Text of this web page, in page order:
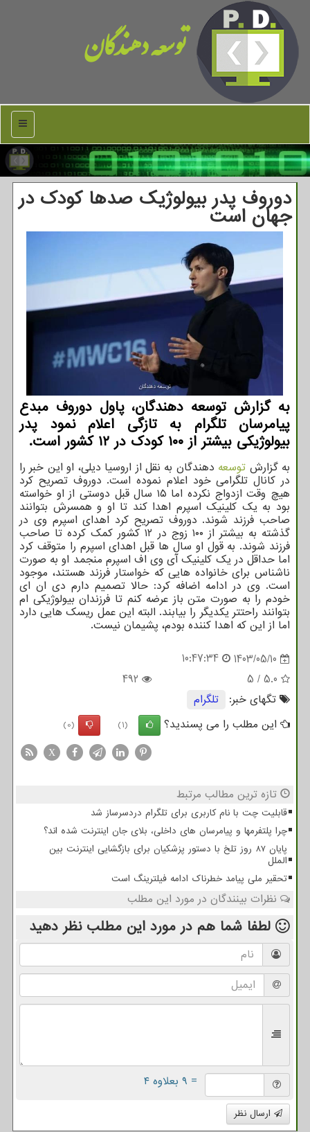
توسعه دهندگان
منو
دوروف پدر بیولوژیک صدها کودک در
جهان است
به گزارش توسعه دهندگان، پاول دوروف مبدع
پیامرسان تلگرام به تازگی اعلام نمود پدر
بیولوژیکی بیشتر از ۱۰۰ کودک در ۱۲ کشور است.
به گزارش توسعه دهندگان به نقل از اروسیا دیلی، او این خبر را
در کانال تلگرامی خود اعلام نموده است. دوروف تصریح کرد
هیچ وقت ازدواج نکرده اما ۱۵ سال قبل دوستی از او خواسته
بود به یک کلینیک اسپرم اهدا کند تا او و همسرش بتوانند
صاحب فرزند شوند. دوروف تصریح کرد اهدای اسپرم وی در
گذشته به بیشتر از ۱۰۰ زوج در ۱۲ کشور کمک کرده تا صاحب
فرزند شوند. به قول او سال ها قبل اهدای اسپرم را متوقف کرد
اما حداقل در یک کلینیک آی وی اف اسپرم منجمد او به صورت
ناشناس برای خانواده هایی که خواستار فرزند هستند، موجود
است. وی در ادامه اضافه کرد: حالا تصمیم دارم دی ان ای
خودم را به صورت متن باز عرضه کنم تا فرزندان بیولوژیکی ام
بتوانند راحتتر یکدیگر را بیابند. البته این عمل ریسک هایی دارد
اما از این که اهدا کننده بودم، پشیمان نیست.
1403/05/10
10:47:34
5.0
/
5
492
تگهای خبر:
تلگرام
این مطلب را می پسندید؟
(1)
(0)
X
تازه ترین مطالب مرتبط
قابلیت چت با نام کاربری برای تلگرام دردسرساز شد
چرا پلتفرمها و پیامرسان های داخلی، بلای جان اینترنت شده اند؟
پایان 87 روز تلخ با دستور پزشکیان برای بازگشایی اینترنت بین
الملل
تحقیر ملی پیامد خطرناک ادامه فیلترینگ است
نظرات بینندگان در مورد این مطلب
لطفا شما هم در مورد این مطلب نظر دهید
= ۹ بعلاوه ۴
ارسال نظر